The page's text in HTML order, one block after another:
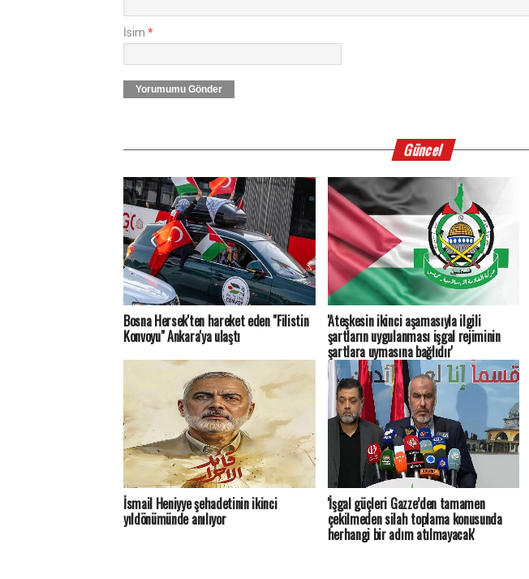
İsim *
Yorumumu Gönder
Güncel
Bosna Hersek'ten hareket eden "Filistin
Konvoyu" Ankara'ya ulaştı
'Ateşkesin ikinci aşamasıyla ilgili
şartların uygulanması işgal rejiminin
şartlara uymasına bağlıdır'
İsmail Heniyye şehadetinin ikinci
yıldönümünde anılıyor
'İşgal güçleri Gazze’den tamamen
çekilmeden silah toplama konusunda
herhangi bir adım atılmayacak'